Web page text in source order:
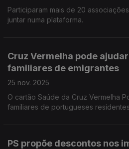
Participaram mais de 20
juntar numa plataforma.
Cruz Vermelha pode
familiares de emigrantes
25 nov. 2025
O cartão Saúde da Cruz Vermelha
familiares de portugueses
PS propõe descontos nos